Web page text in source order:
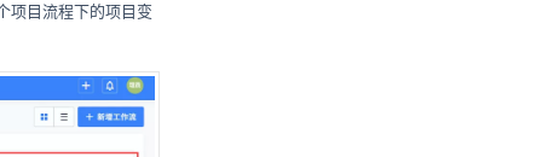
项目流程下的项目变